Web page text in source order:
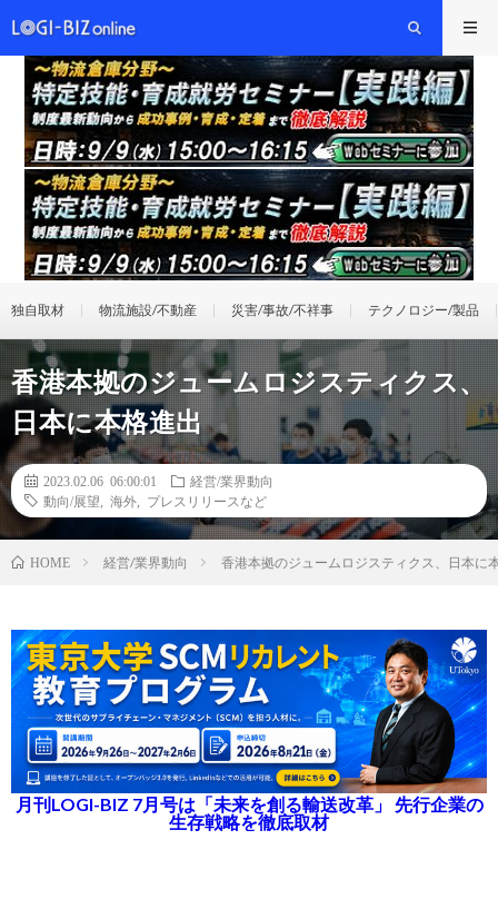
独自取材 物流施設/不動産 災害/事故/不祥事 テクノロジー/製品
香港本拠のジュームロジスティクス、
日本に本格進出
2023.02.06 06:00:01
経営/業界動向
動向/展望
海外 プレスリリースなど
HOME 経営/業界動向 香港本拠のジュームロジスティクス、日本に
月刊LOGI-BIZ 7月号は「未来を創る輸送改革」 先行企業の
生存戦略を徹底取材